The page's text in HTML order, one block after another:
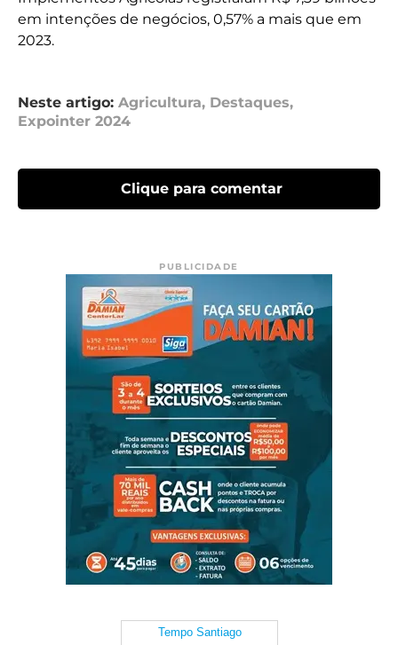
em intenções de negócios, 0,57% a mais que em
2023.
Neste artigo: Agricultura, Destaques,
Expointer 2024
Clique para comentar
PUBLICIDADE